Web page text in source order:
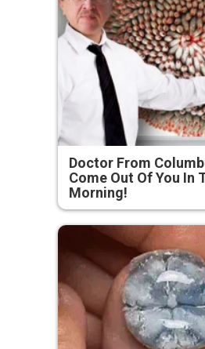
Doctor From
Come Out Of You In
Morning!